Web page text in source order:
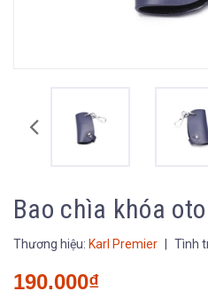
Bao chìa khóa
Thương hiệu: Karl Premier Tình
190.000₫